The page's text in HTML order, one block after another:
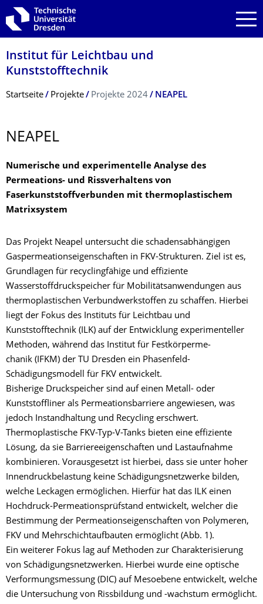
Zur Hauptnavigation springen
Zur Suche springen
Zum Inhalt springen
Institut für Leichtbau und
Kunststofftechnik
Breadcrumb-Menü
Startseite Projekte Projekte 2024 NEAPEL
NEAPEL
Numerische und experimentelle Analyse des
Permeations- und Rissverhaltens von
Faserkunststoffverbunden mit thermoplastischem
Matrixsystem
Das Projekt Neapel untersucht die schadensabhängigen
Gaspermeationseigenschaften in FKV-Strukturen. Ziel ist es,
Grundlagen für recyclingfähige und effiziente
Wasserstoffdruckspeicher für Mobilitätsanwendungen aus
thermoplastischen Verbundwerkstoffen zu schaffen. Hierbei
liegt der Fokus des Instituts für Leichtbau und
Kunststofftechnik (ILK) auf der Entwicklung experimenteller
Methoden, während das Institut für Festkörperme­
chanik (IFKM) der TU Dresden ein Phasenfeld-
Schädigungsmodell für FKV entwickelt.
Bisherige Druckspeicher sind auf einen Metall- oder
Kunststoffliner als Permeationsbarriere angewiesen, was
jedoch Instandhaltung und Recycling erschwert.
Thermoplastische FKV-Typ-V-Tanks bieten eine effiziente
Lösung, da sie Barriereeigenschaften und Lastaufnahme
kombinieren. Vorausgesetzt ist hierbei, dass sie unter hoher
Innendruckbelastung keine Schädigungsnetzwerke bilden,
welche Leckagen ermöglichen. Hierfür hat das ILK einen
Hochdruck-Permeationsprüfstand entwickelt, welcher die
Bestimmung der Permeationseigenschaften von Polymeren,
FKV und Mehrschichtaufbauten ermöglicht (Abb. 1).
Ein weiterer Fokus lag auf Methoden zur Charakterisierung
von Schädigungsnetzwerken. Hierbei wurde eine optische
Verformungsmessung (DIC) auf Mesoebene entwickelt, welche
die Untersuchung von Rissbildung und -wachstum ermöglicht.